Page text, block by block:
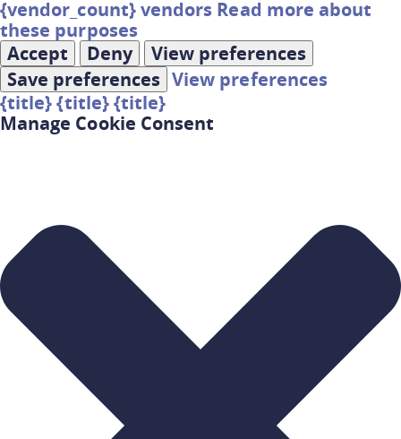
{vendor_count} vendors Read more about
these purposes
Accept
Deny
View preferences
Save preferences View preferences
{title} {title}{title}
Manage Cookie Consent